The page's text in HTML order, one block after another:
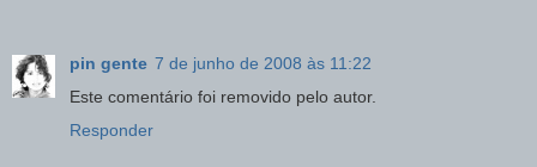
pin gente 7 de junho de 2008 às 11:22
Este comentário foi removido pelo autor.
Responder